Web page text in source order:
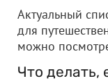
Актуальный
для
можно
Что делать,